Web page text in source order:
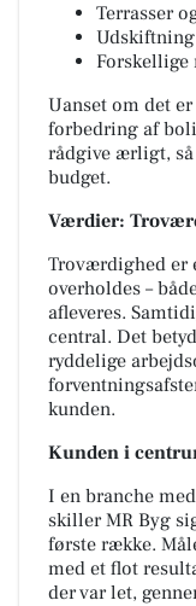
Terrasser
Forskellige
Uanset om det
forbedring af
rådgive ærligt,
budget.
Værdier:
Troværdighed er
overholdes –
afleveres.
central. Det
ryddelige
kunden.
Kunden i
I en branche
skiller MR Byg
første række.
med et flot
der var let,